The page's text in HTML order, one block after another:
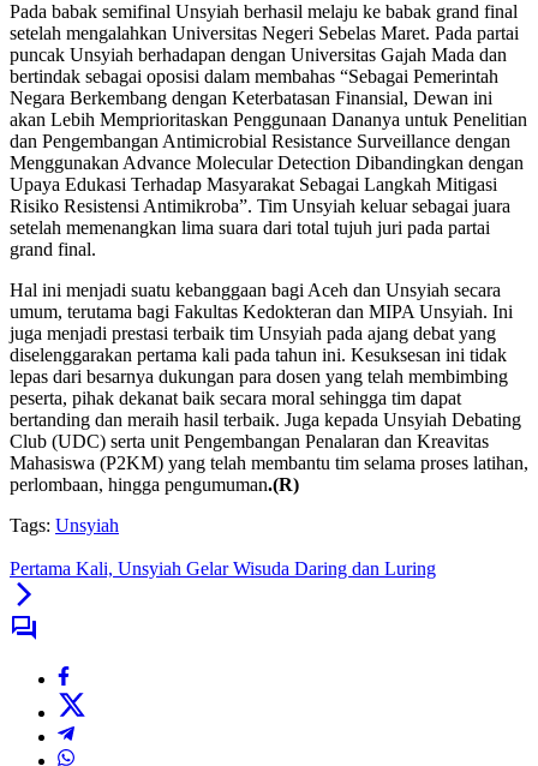
Pada babak semifinal Unsyiah berhasil melaju ke babak grand final
setelah mengalahkan Universitas Negeri Sebelas Maret. Pada partai
puncak Unsyiah berhadapan dengan Universitas Gajah Mada dan
bertindak sebagai oposisi dalam membahas “Sebagai Pemerintah
Negara Berkembang dengan Keterbatasan Finansial, Dewan ini
akan Lebih Memprioritaskan Penggunaan Dananya untuk Penelitian
dan Pengembangan Antimicrobial Resistance Surveillance dengan
Menggunakan Advance Molecular Detection Dibandingkan dengan
Upaya Edukasi Terhadap Masyarakat Sebagai Langkah Mitigasi
Risiko Resistensi Antimikroba”. Tim Unsyiah keluar sebagai juara
setelah memenangkan lima suara dari total tujuh juri pada partai
grand final.
Hal ini menjadi suatu kebanggaan bagi Aceh dan Unsyiah secara
umum, terutama bagi Fakultas Kedokteran dan MIPA Unsyiah. Ini
juga menjadi prestasi terbaik tim Unsyiah pada ajang debat yang
diselenggarakan pertama kali pada tahun ini. Kesuksesan ini tidak
lepas dari besarnya dukungan para dosen yang telah membimbing
peserta, pihak dekanat baik secara moral sehingga tim dapat
bertanding dan meraih hasil terbaik. Juga kepada Unsyiah Debating
Club (UDC) serta unit Pengembangan Penalaran dan Kreavitas
Mahasiswa (P2KM) yang telah membantu tim selama proses latihan,
perlombaan, hingga pengumuman.(R)
Tags: Unsyiah
Pertama Kali, Unsyiah Gelar Wisuda Daring dan Luring